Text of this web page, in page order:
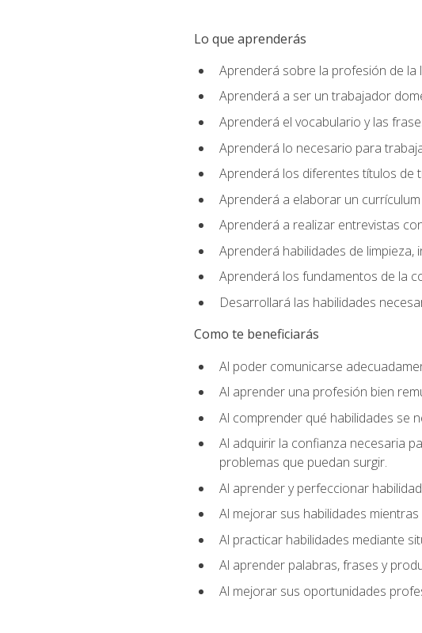
Lo que aprenderás
Aprenderá sobre la profesión de la
Aprenderá a ser un trabajador
Aprenderá el vocabulario y las
Aprenderá lo necesario para
Aprenderá los diferentes títulos de
Aprenderá a elaborar un
Aprenderá a realizar entrevistas
Aprenderá habilidades de limpieza,
Aprenderá los fundamentos de la
Desarrollará las habilidades
Como te beneficiarás
Al poder comunicarse
Al aprender una profesión bien
Al comprender qué habilidades se
Al adquirir la confianza necesaria
problemas que puedan surgir.
Al aprender y perfeccionar
Al mejorar sus habilidades
Al practicar habilidades mediante
Al aprender palabras, frases y
Al mejorar sus oportunidades